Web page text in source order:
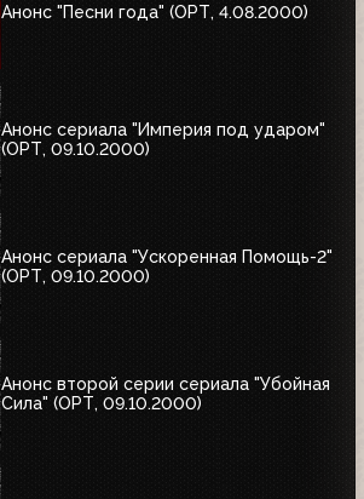
Анонс "Песни года" (ОРТ, 4.08.2000)
Анонс сериала "Империя под ударом"
(ОРТ, 09.10.2000)
Анонс сериала "Ускоренная Помощь-2"
(ОРТ, 09.10.2000)
Анонс второй серии сериала "Убойная
Сила" (ОРТ, 09.10.2000)